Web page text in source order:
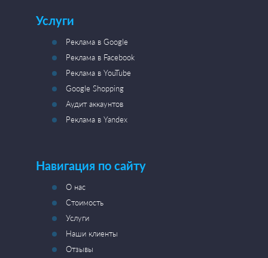
Услуги
Реклама в Google
Реклама в Facebook
Реклама в YouTube
Google Shopping
Аудит аккаунтов
Реклама в Yandex
Навигация по сайту
О нас
Стоимость
Услуги
Наши клиенты
Отзывы